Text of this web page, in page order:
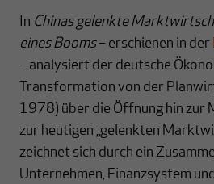
In Chinas gelenkte
eines Booms– erschienen in der
– analysiert der deutsche
Transformation von der
1978) über die Öffnung hin
zur heutigen „gelenkten
zeichnet sich durch ein
Unternehmen, Finanzsystem